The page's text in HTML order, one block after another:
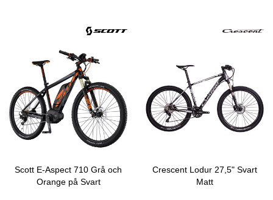
Scott E-Aspect 710 Grå och
Orange på Svart
Crescent Lodur 27,5" Svart
Matt